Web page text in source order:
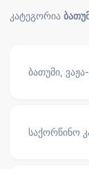
კატეგორია
ბათუმი,
საქორწინო